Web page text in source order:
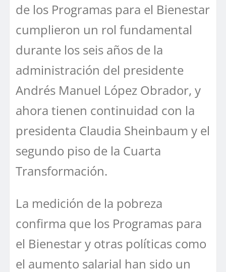
de los Programas para el Bienestar
cumplieron un rol fundamental
durante los seis años de la
administración del presidente
Andrés Manuel López Obrador, y
ahora tienen continuidad con la
presidenta Claudia Sheinbaum y el
segundo piso de la Cuarta
Transformación.
La medición de la pobreza
confirma que los Programas para
el Bienestar y otras políticas como
el aumento salarial han sido un